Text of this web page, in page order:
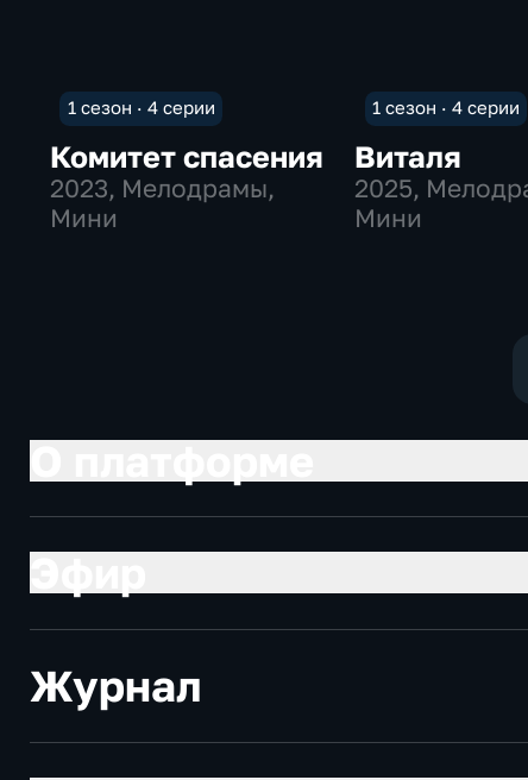
1 сезон · 4 серии
Комитет спасения
2023, Мелодрамы,
Мини
1 сезон · 4 серии
Виталя
2025,
Мини
Журнал